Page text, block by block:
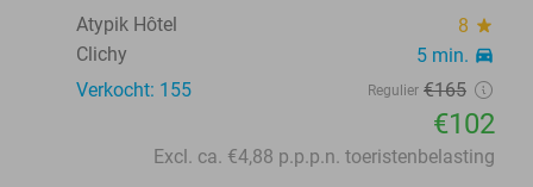
Atypik Hôtel
8 star
Clichy 5 min. directions_car
Verkocht: 155 Regulier €165
€102
Excl. ca. €4,88 p.p.p.n. toeristenbelasting